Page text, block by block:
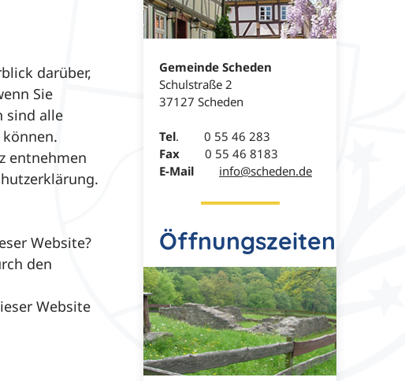
darüber,
Sie
sind alle
entnehmen
Website?
den
Website
Gemeinde Scheden
Schulstraße 2
37127 Scheden
Tel. 0 55 46 283
Fax 0 55 46 8183
E-Mail
info@scheden.de
Öffnungszeiten